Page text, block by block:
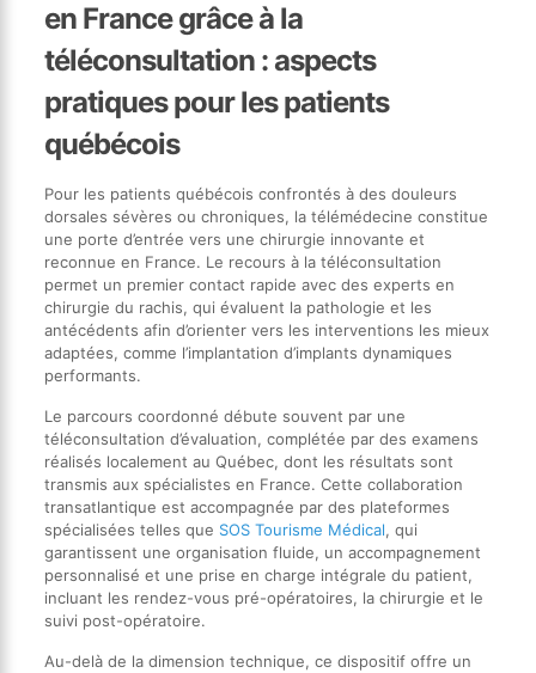
en France grâce à la
téléconsultation : aspects
pratiques pour les patients
québécois
Pour les patients québécois confrontés à des douleurs
dorsales sévères ou chroniques, la télémédecine constitue
une porte d’entrée vers une chirurgie innovante et
reconnue en France. Le recours à la téléconsultation
permet un premier contact rapide avec des experts en
chirurgie du rachis, qui évaluent la pathologie et les
antécédents afin d’orienter vers les interventions les mieux
adaptées, comme l’implantation d’implants dynamiques
performants.
Le parcours coordonné débute souvent par une
téléconsultation d’évaluation, complétée par des examens
réalisés localement au Québec, dont les résultats sont
transmis aux spécialistes en France. Cette collaboration
transatlantique est accompagnée par des plateformes
spécialisées telles que SOS Tourisme Médical, qui
garantissent une organisation fluide, un accompagnement
personnalisé et une prise en charge intégrale du patient,
incluant les rendez-vous pré-opératoires, la chirurgie et le
suivi post-opératoire.
Au-delà de la dimension technique, ce dispositif offre un